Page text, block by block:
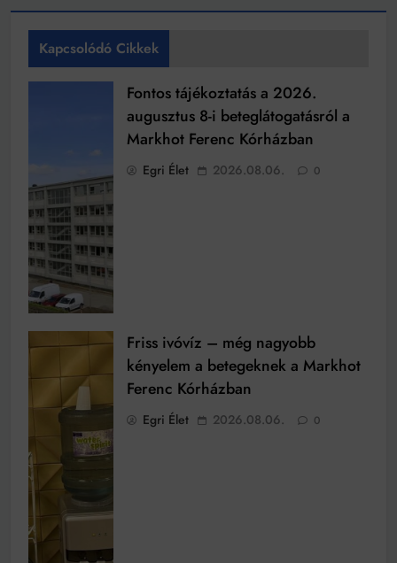
Kapcsolódó Cikkek
Fontos tájékoztatás a 2026.
augusztus 8-i beteglátogatásról a
Markhot Ferenc Kórházban
Egri Élet 2026.08.06. 0
Friss ivóvíz – még nagyobb
kényelem a betegeknek a Markhot
Ferenc Kórházban
Egri Élet 2026.08.06. 0